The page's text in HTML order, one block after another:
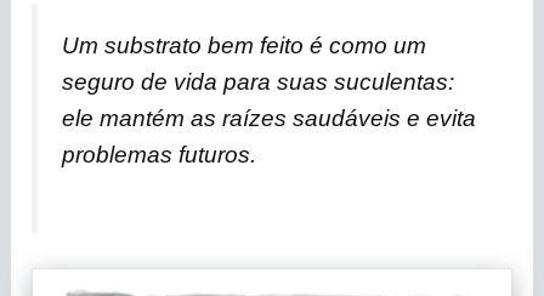
Um substrato bem feito é como um
seguro de vida para suas suculentas:
ele mantém as raízes saudáveis e evita
problemas futuros.